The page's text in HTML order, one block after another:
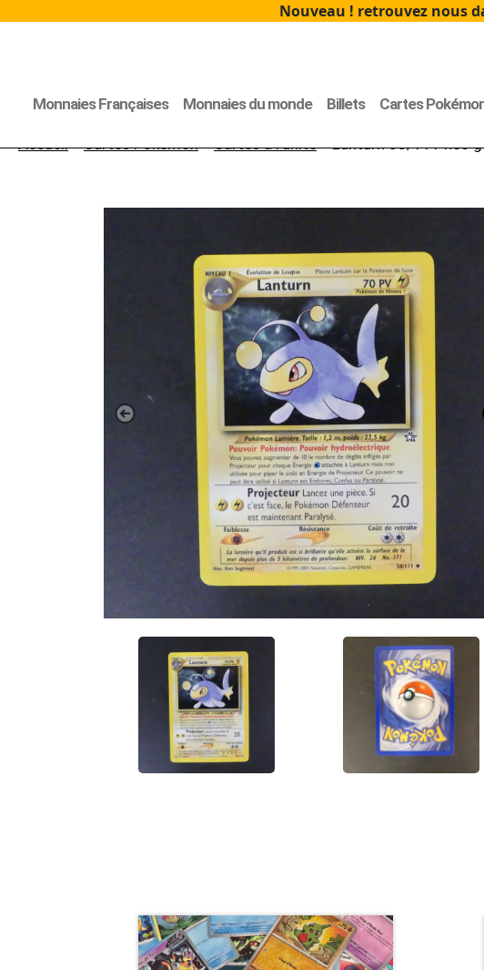
Nouveau ! retrouvez nous
Monnaies Françaises Monnaies du monde Billets Cartes
Accueil>Cartes Pokémon>Cartes à l'unité> Lanturn 38/111 neo